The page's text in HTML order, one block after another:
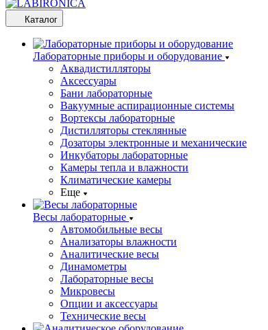
Каталог
Лабораторные приборы и оборудование
Аквадистилляторы
Аксессуары
Бани лабораторные
Вакуумные аспирационные системы
Вортексы лабораторные
Дистилляторы стеклянные
Дозаторы электронные и механические
Инкубаторы лабораторные
Камеры тепла и влажности
Климатические камеры
Еще
Весы лабораторные
Автомобильные весы
Анализаторы влажности
Аналитические весы
Динамометры
Лабораторные весы
Микровесы
Опции и аксессуары
Технические весы